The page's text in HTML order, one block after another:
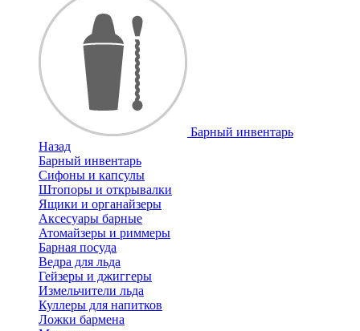
Барный инвентарь
Назад
Барный инвентарь
Сифоны и капсулы
Штопоры и открывалки
Ящики и органайзеры
Аксесуары барные
Атомайзеры и риммеры
Барная посуда
Ведра для льда
Гейзеры и джиггеры
Измельчители льда
Куллеры для напитков
Ложки бармена